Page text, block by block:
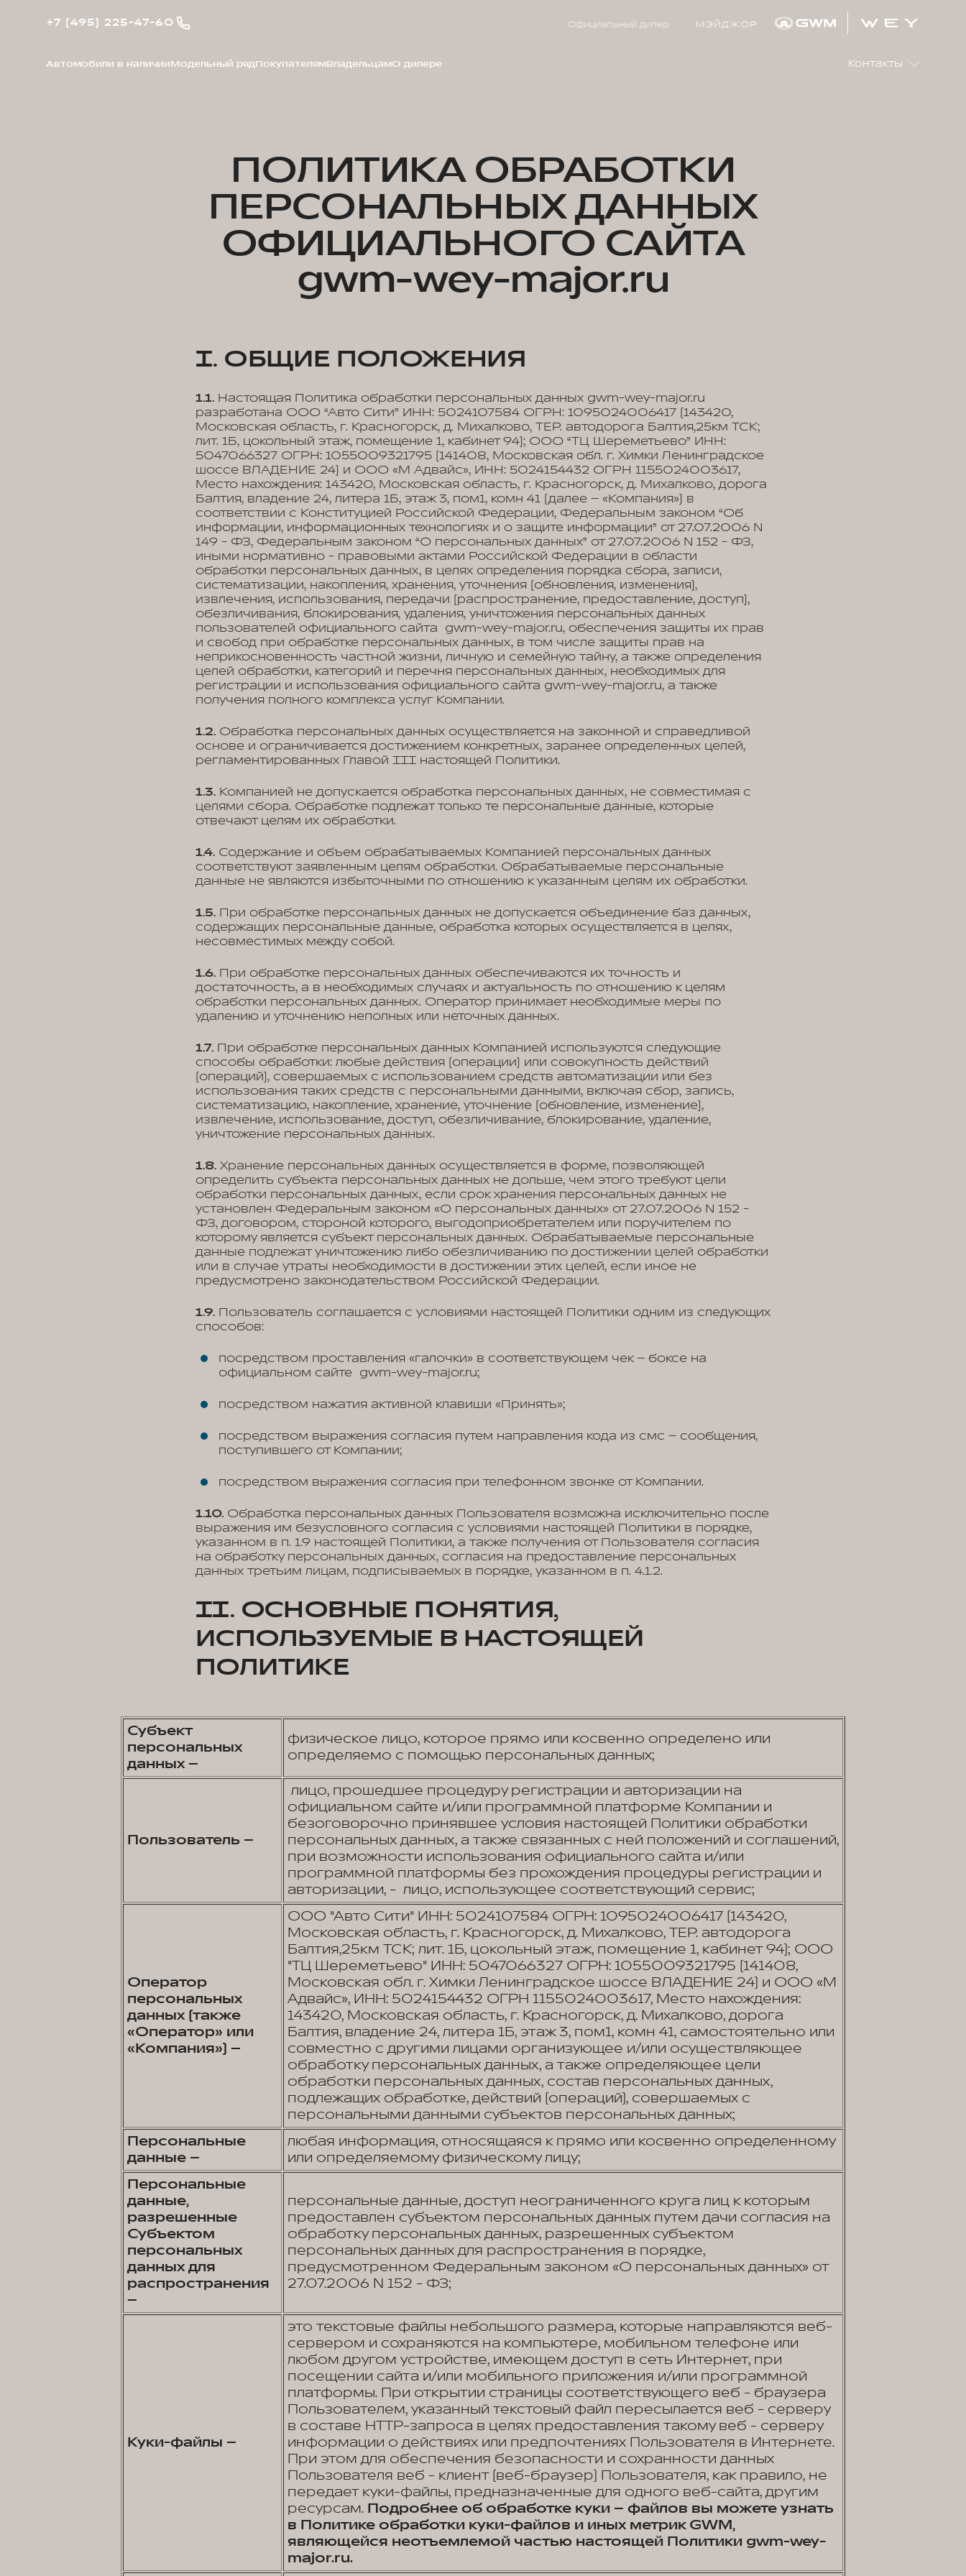
Официальный дилер МЭЙДЖОР
Контакты
+7 (495) 225-47-60
Автомобили в наличииМодельный рядПокупателямВладельцамО дилере
ПОЛИТИКА ОБРАБОТКИ
ПЕРСОНАЛЬНЫХ ДАННЫХ
ОФИЦИАЛЬНОГО САЙТА
gwm-wey-major.ru
I. ОБЩИЕ ПОЛОЖЕНИЯ
1.1. Настоящая Политика обработки персональных данных gwm-wey-major.ru
разработана ООО “Авто Сити” ИНН: 5024107584 ОГРН: 1095024006417 (143420,
Московская область, г. Красногорск, д. Михалково, ТЕР. автодорога Балтия,25км ТСК;
лит. 1Б, цокольный этаж, помещение 1, кабинет 94); ООО “ТЦ Шереметьево” ИНН:
5047066327 ОГРН: 1055009321795 (141408, Московская обл. г. Химки Ленинградское
шоссе ВЛАДЕНИЕ 24) и ООО «М Адвайс», ИНН: 5024154432 ОГРН 1155024003617,
Место нахождения: 143420, Московская область, г. Красногорск, д. Михалково, дорога
Балтия, владение 24, литера 1Б, этаж 3, пом1, комн 41 (далее – «Компания») в
соответствии с Конституцией Российской Федерации, Федеральным законом “Об
информации, информационных технологиях и о защите информации” от 27.07.2006 N
149 - ФЗ, Федеральным законом “О персональных данных” от 27.07.2006 N 152 - ФЗ,
иными нормативно - правовыми актами Российской Федерации в области
обработки персональных данных, в целях определения порядка сбора, записи,
систематизации, накопления, хранения, уточнения (обновления, изменения),
извлечения, использования, передачи (распространение, предоставление, доступ),
обезличивания, блокирования, удаления, уничтожения персональных данных
пользователей официального сайта gwm-wey-major.ru, обеспечения защиты их прав
и свобод при обработке персональных данных, в том числе защиты прав на
неприкосновенность частной жизни, личную и семейную тайну, а также определения
целей обработки, категорий и перечня персональных данных, необходимых для
регистрации и использования официального сайта gwm-wey-major.ru, а также
получения полного комплекса услуг Компании.
1.2. Обработка персональных данных осуществляется на законной и справедливой
основе и ограничивается достижением конкретных, заранее определенных целей,
регламентированных Главой III настоящей Политики.
1.3. Компанией не допускается обработка персональных данных, не совместимая с
целями сбора. Обработке подлежат только те персональные данные, которые
отвечают целям их обработки.
1.4. Содержание и объем обрабатываемых Компанией персональных данных
соответствуют заявленным целям обработки. Обрабатываемые персональные
данные не являются избыточными по отношению к указанным целям их обработки.
1.5. При обработке персональных данных не допускается объединение баз данных,
содержащих персональные данные, обработка которых осуществляется в целях,
несовместимых между собой.
1.6. При обработке персональных данных обеспечиваются их точность и
достаточность, а в необходимых случаях и актуальность по отношению к целям
обработки персональных данных. Оператор принимает необходимые меры по
удалению и уточнению неполных или неточных данных.
1.7. При обработке персональных данных Компанией используются следующие
способы обработки: любые действия (операции) или совокупность действий
(операций), совершаемых с использованием средств автоматизации или без
использования таких средств с персональными данными, включая сбор, запись,
систематизацию, накопление, хранение, уточнение (обновление, изменение),
извлечение, использование, доступ, обезличивание, блокирование, удаление,
уничтожение персональных данных.
1.8. Хранение персональных данных осуществляется в форме, позволяющей
определить субъекта персональных данных не дольше, чем этого требуют цели
обработки персональных данных, если срок хранения персональных данных не
установлен Федеральным законом «О персональных данных» от 27.07.2006 N 152 -
ФЗ, договором, стороной которого, выгодоприобретателем или поручителем по
которому является субъект персональных данных. Обрабатываемые персональные
данные подлежат уничтожению либо обезличиванию по достижении целей обработки
или в случае утраты необходимости в достижении этих целей, если иное не
предусмотрено законодательством Российской Федерации.
1.9. Пользователь соглашается с условиями настоящей Политики одним из следующих
способов:
посредством проставления «галочки» в соответствующем чек – боксе на
официальном сайте gwm-wey-major.ru;
посредством нажатия активной клавиши «Принять»;
посредством выражения согласия путем направления кода из смс – сообщения,
поступившего от Компании;
посредством выражения согласия при телефонном звонке от Компании.
1.10. Обработка персональных данных Пользователя возможна исключительно после
выражения им безусловного согласия с условиями настоящей Политики в порядке,
указанном в п. 1.9 настоящей Политики, а также получения от Пользователя согласия
на обработку персональных данных, согласия на предоставление персональных
данных третьим лицам, подписываемых в порядке, указанном в п. 4.1.2.
II. ОСНОВНЫЕ ПОНЯТИЯ,
ИСПОЛЬЗУЕМЫЕ В НАСТОЯЩЕЙ
ПОЛИТИКЕ
Субъект
персональных
данных –
физическое лицо, которое прямо или косвенно определено или
определяемо с помощью персональных данных;
Пользователь –
лицо, прошедшее процедуру регистрации и авторизации на
официальном сайте и/или программной платформе Компании и
безоговорочно принявшее условия настоящей Политики обработки
персональных данных, а также связанных с ней положений и соглашений,
при возможности использования официального сайта и/или
программной платформы без прохождения процедуры регистрации и
авторизации, - лицо, использующее соответствующий сервис;
Оператор
персональных
данных (также
«Оператор» или
«Компания») –
ООО "Авто Сити" ИНН: 5024107584 ОГРН: 1095024006417 (143420,
Московская область, г. Красногорск, д. Михалково, ТЕР. автодорога
Балтия,25км ТСК; лит. 1Б, цокольный этаж, помещение 1, кабинет 94); ООО
"ТЦ Шереметьево" ИНН: 5047066327 ОГРН: 1055009321795 (141408,
Московская обл. г. Химки Ленинградское шоссе ВЛАДЕНИЕ 24) и ООО «М
Адвайс», ИНН: 5024154432 ОГРН 1155024003617, Место нахождения:
143420, Московская область, г. Красногорск, д. Михалково, дорога
Балтия, владение 24, литера 1Б, этаж 3, пом1, комн 41, самостоятельно или
совместно с другими лицами организующее и/или осуществляющее
обработку персональных данных, а также определяющее цели
обработки персональных данных, состав персональных данных,
подлежащих обработке, действий (операций), совершаемых с
персональными данными субъектов персональных данных;
Персональные
данные –
любая информация, относящаяся к прямо или косвенно определенному
или определяемому физическому лицу;
Персональные
данные,
разрешенные
Субъектом
персональных
данных для
распространения
–
персональные данные, доступ неограниченного круга лиц к которым
предоставлен субъектом персональных данных путем дачи согласия на
обработку персональных данных, разрешенных субъектом
персональных данных для распространения в порядке,
предусмотренном Федеральным законом «О персональных данных» от
27.07.2006 N 152 - ФЗ;
Куки-файлы –
это текстовые файлы небольшого размера, которые направляются веб-
сервером и сохраняются на компьютере, мобильном телефоне или
любом другом устройстве, имеющем доступ в сеть Интернет, при
посещении сайта и/или мобильного приложения и/или программной
платформы. При открытии страницы соответствующего веб - браузера
Пользователем, указанный текстовый файл пересылается веб - серверу
в составе HTTP-запроса в целях предоставления такому веб - серверу
информации о действиях или предпочтениях Пользователя в Интернете.
При этом для обеспечения безопасности и сохранности данных
Пользователя веб - клиент (веб-браузер) Пользователя, как правило, не
передает куки-файлы, предназначенные для одного веб-сайта, другим
ресурсам. Подробнее об обработке куки – файлов вы можете узнать
в Политике обработки куки-файлов и иных метрик GWM,
являющейся неотъемлемой частью настоящей Политики gwm-wey-
major.ru.